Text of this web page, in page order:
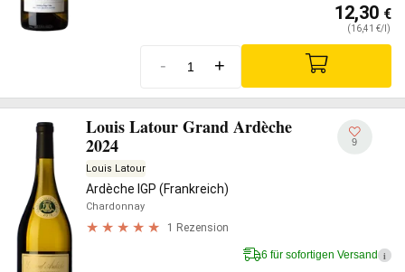
12,30 €
(16,41 €/l)
- +
Louis Latour Grand Ardèche
2024
Louis Latour
Ardèche IGP (Frankreich)
Chardonnay
1 Rezension
9
6 für sofortigen Versand i